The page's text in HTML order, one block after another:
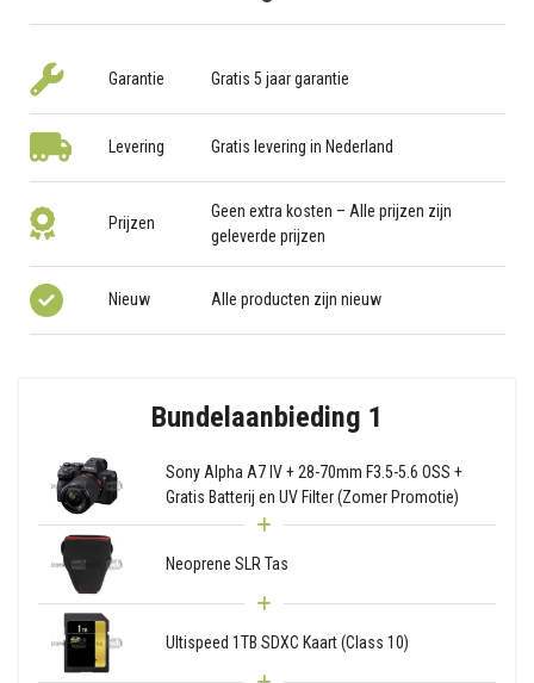
Garantie Gratis 5 jaar garantie
Levering Gratis levering in Nederland
Prijzen
Geen extra kosten – Alle prijzen zijn
geleverde prijzen
Nieuw Alle producten zijn nieuw
Bundelaanbieding 1
Sony Alpha A7 IV + 28-70mm F3.5-5.6 OSS +
Gratis Batterij en UV Filter (Zomer Promotie)
Neoprene SLR Tas
Ultispeed 1TB SDXC Kaart (Class 10)